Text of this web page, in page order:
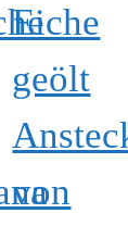
Eiche
geölt
von